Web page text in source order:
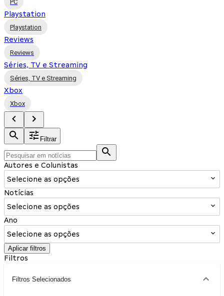
PC
Playstation
Playstation
Reviews
Reviews
Séries, TV e Streaming
Séries, TV e Streaming
Xbox
Xbox
Filtrar
Autores e Colunistas
Selecione as opções
Notícias
Selecione as opções
Ano
Selecione as opções
Aplicar filtros
Filtros
Filtros Selecionados